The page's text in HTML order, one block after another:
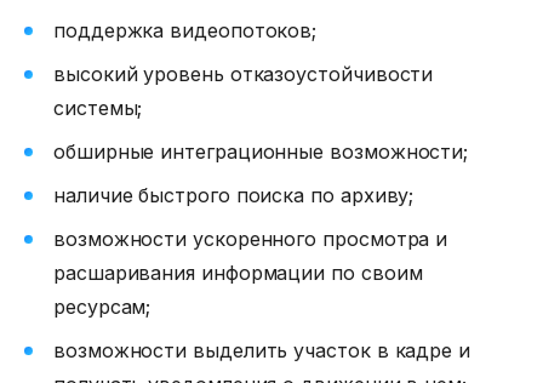
поддержка видеопотоков;
высокий уровень отказоустойчивости
системы;
обширные интеграционные возможности;
наличие быстрого поиска по архиву;
возможности ускоренного просмотра и
расшаривания информации по своим
ресурсам;
возможности выделить участок в кадре и